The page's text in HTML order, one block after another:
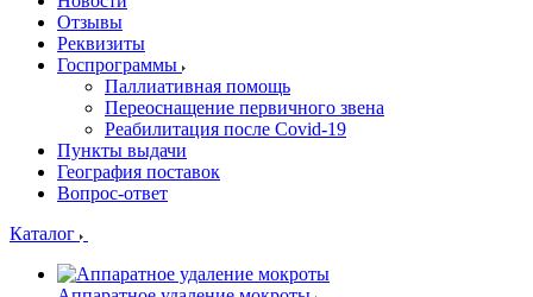
Отзывы
Реквизиты
Госпрограммы
Паллиативная помощь
Переоснащение первичного звена
Реабилитация после Covid-19
Пункты выдачи
География поставок
Вопрос-ответ
Каталог